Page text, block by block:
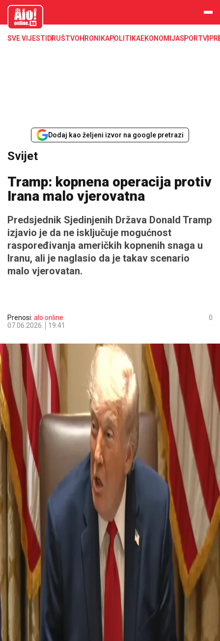
aloonline.b
SVE VIJESTI DRUŠTVOHRONIKAPOLITIKAEKONOMIJASPORTVIP
Dodaj kao željeni izvor na google pretrazi
Svijet
Tramp: kopnena operacija protiv
Irana malo vjerovatna
Predsjednik Sjedinjenih Država Donald Tramp
izjavio je da ne isključuje mogućnost
raspoređivanja američkih kopnenih snaga u
Iranu, ali je naglasio da je takav scenario
malo vjerovatan.
Prenosi: alo.online
07.06.2026.
19:41
0